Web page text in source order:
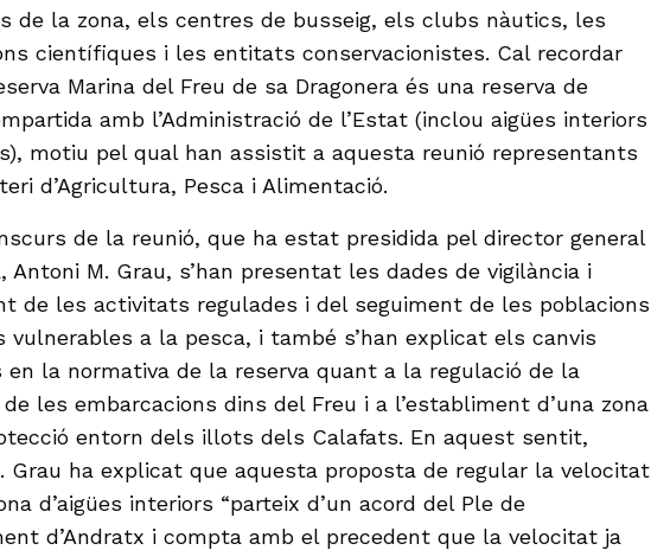
de la zona, els centres de busseig, els clubs nàutics, les
científiques i les entitats conservacionistes. Cal recordar
Marina del Freu de sa Dragonera és una reserva de
amb l’Administració de l’Estat (inclou aigües interiors
motiu pel qual han assistit a aquesta reunió representants
d’Agricultura, Pesca i Alimentació.
de la reunió, que ha estat presidida pel director general
Antoni M. Grau, s’han presentat les dades de vigilància i
de les activitats regulades i del seguiment de les poblacions
vulnerables a la pesca, i també s’han explicat els canvis
en la normativa de la reserva quant a la regulació de la
les embarcacions dins del Freu i a l’establiment d’una zona
entorn dels illots dels Calafats. En aquest sentit,
Grau ha explicat que aquesta proposta de regular la velocitat
d’aigües interiors “parteix d’un acord del Ple de
d’Andratx i compta amb el precedent que la velocitat ja